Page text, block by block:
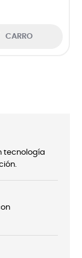
CARRO
tecnología